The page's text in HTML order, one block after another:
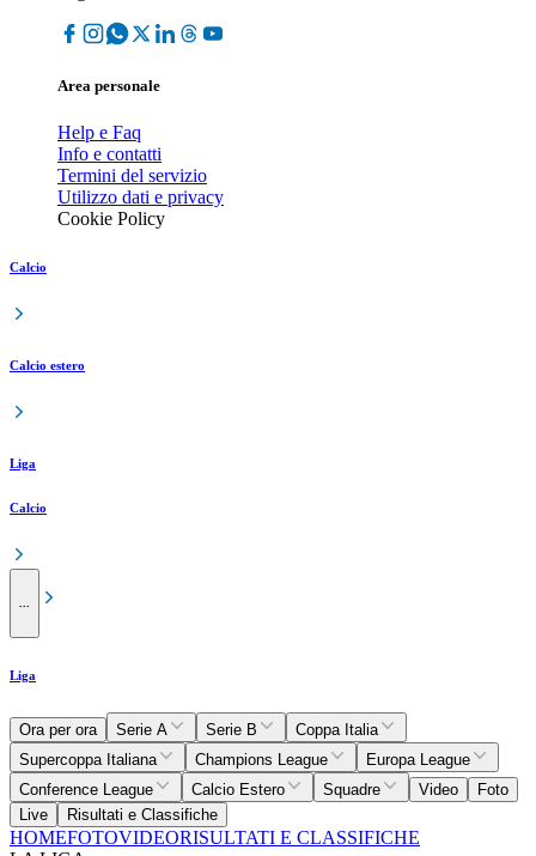
Area personale
Help e Faq
Info e contatti
Termini del servizio
Utilizzo dati e privacy
Cookie Policy
Calcio
Calcio estero
Liga
Calcio
Liga
Ora per ora Serie A Serie B
Coppa Italia
Supercoppa Italiana
Champions League
Europa League
Conference League
Calcio Estero Squadre Video
Foto
Live
Risultati e Classifiche
HOMEFOTOVIDEORISULTATI E CLASSIFICHE